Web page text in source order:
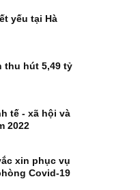
yếu tại Hà
thu hút 5,49 tỷ
tế - xã hội và
2022
xin phục vụ
Covid-19